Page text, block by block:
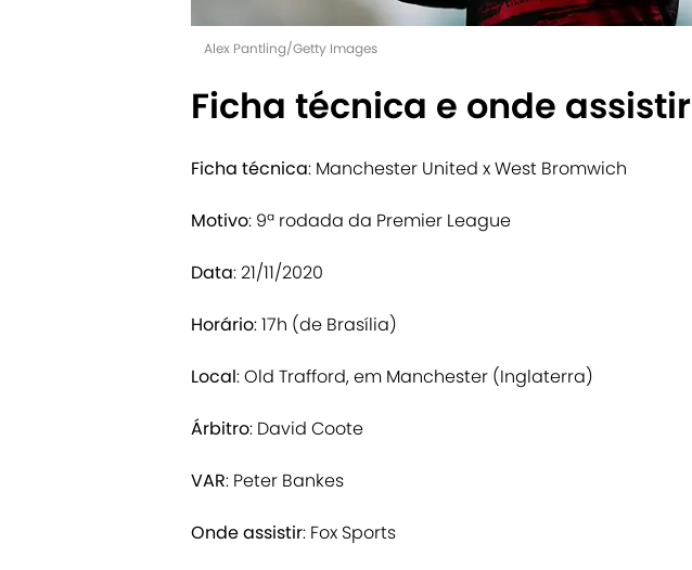
Alex Pantling/Getty Images
Ficha técnica e onde assistir
Ficha técnica: Manchester United x West Bromwich
Motivo: 9ª rodada da Premier League
Data: 21/11/2020
Horário: 17h (de Brasília)
Local: Old Trafford, em Manchester (Inglaterra)
Árbitro: David Coote
VAR: Peter Bankes
Onde assistir: Fox Sports